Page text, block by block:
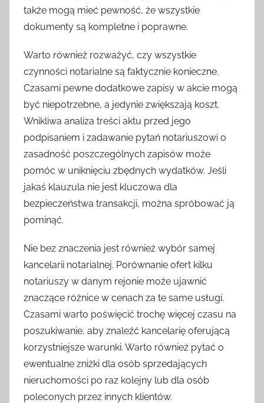
także mogą mieć pewność, że wszystkie
dokumenty są kompletne i poprawne.
Warto również rozważyć, czy wszystkie
czynności notarialne są faktycznie konieczne.
Czasami pewne dodatkowe zapisy w akcie mogą
być niepotrzebne, a jedynie zwiększają koszt.
Wnikliwa analiza treści aktu przed jego
podpisaniem i zadawanie pytań notariuszowi o
zasadność poszczególnych zapisów może
pomóc w uniknięciu zbędnych wydatków. Jeśli
jakaś klauzula nie jest kluczowa dla
bezpieczeństwa transakcji, można spróbować ją
pominąć.
Nie bez znaczenia jest również wybór samej
kancelarii notarialnej. Porównanie ofert kilku
notariuszy w danym rejonie może ujawnić
znaczące różnice w cenach za te same usługi.
Czasami warto poświęcić trochę więcej czasu na
poszukiwanie, aby znaleźć kancelarię oferującą
korzystniejsze warunki. Warto również pytać o
ewentualne zniżki dla osób sprzedających
nieruchomości po raz kolejny lub dla osób
poleconych przez innych klientów.